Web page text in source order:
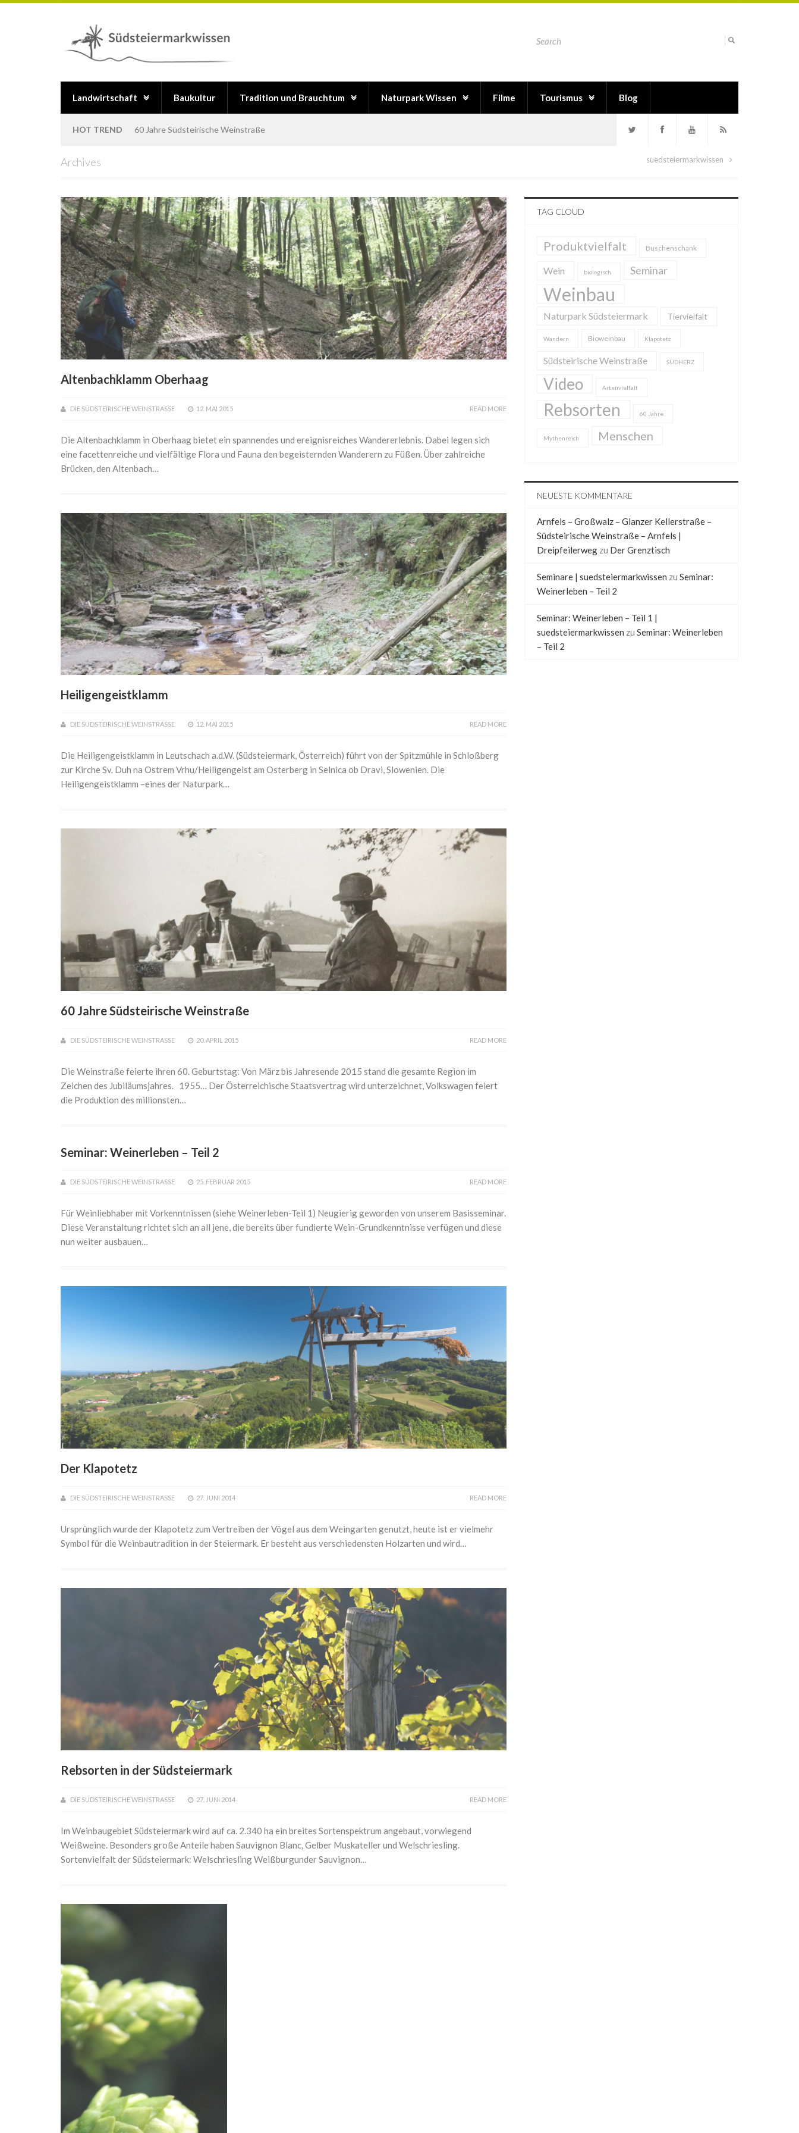
Landwirtschaft Baukultur Tradition und Brauchtum Naturpark Wissen Filme Tourismus Blog
HOT TREND Der Klapotetz
Archives suedsteiermarkwissen
Altenbachklamm Oberhaag
DIE SÜDSTEIRISCHE WEINSTRASSE 12. MAI 2015 READ MORE
Die Altenbachklamm in Oberhaag bietet ein spannendes und ereignisreiches Wandererlebnis. Dabei legen sich
eine facettenreiche und vielfältige Flora und Fauna den begeisternden Wanderern zu Füßen. Über zahlreiche
Brücken, den Altenbach…
Heiligengeistklamm
DIE SÜDSTEIRISCHE WEINSTRASSE 12. MAI 2015 READ MORE
Die Heiligengeistklamm in Leutschach a.d.W. (Südsteiermark, Österreich) führt von der Spitzmühle in Schloßberg
zur Kirche Sv. Duh na Ostrem Vrhu/Heiligengeist am Osterberg in Selnica ob Dravi, Slowenien. Die
Heiligengeistklamm –eines der Naturpark…
60 Jahre Südsteirische Weinstraße
DIE SÜDSTEIRISCHE WEINSTRASSE 20. APRIL 2015 READ MORE
Die Weinstraße feierte ihren 60. Geburtstag: Von März bis Jahresende 2015 stand die gesamte Region im
Zeichen des Jubiläumsjahres. 1955… Der Österreichische Staatsvertrag wird unterzeichnet, Volkswagen feiert
die Produktion des millionsten…
Seminar: Weinerleben – Teil 2
DIE SÜDSTEIRISCHE WEINSTRASSE 25. FEBRUAR 2015 READ MORE
Für Weinliebhaber mit Vorkenntnissen (siehe Weinerleben-Teil 1) Neugierig geworden von unserem Basisseminar.
Diese Veranstaltung richtet sich an all jene, die bereits über fundierte Wein-Grundkenntnisse verfügen und diese
nun weiter ausbauen…
Der Klapotetz
DIE SÜDSTEIRISCHE WEINSTRASSE 27. JUNI 2014 READ MORE
Ursprünglich wurde der Klapotetz zum Vertreiben der Vögel aus dem Weingarten genutzt, heute ist er vielmehr
Symbol für die Weinbautradition in der Steiermark. Er besteht aus verschiedensten Holzarten und wird…
Rebsorten in der Südsteiermark
DIE SÜDSTEIRISCHE WEINSTRASSE 27. JUNI 2014 READ MORE
Im Weinbaugebiet Südsteiermark wird auf ca. 2.340 ha ein breites Sortenspektrum angebaut, vorwiegend
Weißweine. Besonders große Anteile haben Sauvignon Blanc, Gelber Muskateller und Welschriesling.
Sortenvielfalt der Südsteiermark: Welschriesling Weißburgunder Sauvignon…
TAG CLOUD
Produktvielfalt Buschenschank
Wein biologisch Seminar
Weinbau
Naturpark Südsteiermark Tiervielfalt
Wandern Bioweinbau Klapotetz
Südsteirische Weinstraße SÜDHERZ
Video Artenvielfalt
Rebsorten 60 Jahre
Mythenreich Menschen
NEUESTE KOMMENTARE
Arnfels – Großwalz – Glanzer Kellerstraße –
Südsteirische Weinstraße – Arnfels |
Dreipfeilerweg zu Der Grenztisch
Seminare | suedsteiermarkwissen zu Seminar:
Weinerleben – Teil 2
Seminar: Weinerleben – Teil 1 |
suedsteiermarkwissen zu Seminar: Weinerleben
– Teil 2